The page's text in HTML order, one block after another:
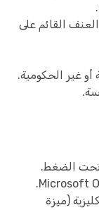
مجال العنف القائم على
غير الحكومية.
تحت الضغط.
(ميزة